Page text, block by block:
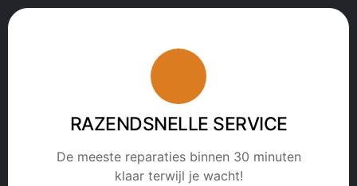
RAZENDSNELLE SERVICE
De meeste reparaties binnen 30 minuten
klaar terwijl je wacht!